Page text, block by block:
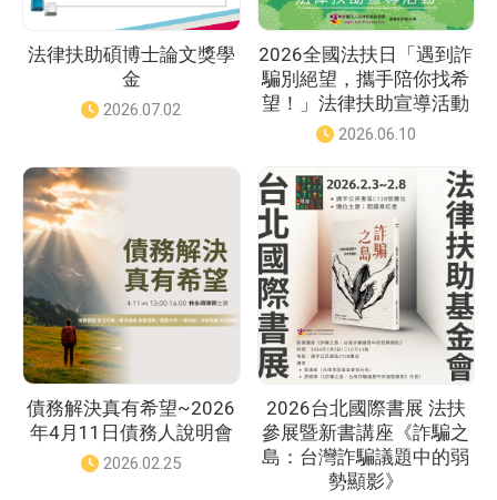
法律扶助碩博士論文獎學
金
發
期
：
2026.07.02
2026全國法扶日「遇到詐
騙別絕望，攜手陪你找希
望！」法律扶助宣導活動
發
期
：
2026.06.10
債務解決真有希望~2026
年4月11日債務人說明會
發
2026.02.25
2026台北國際書展 法扶
參展暨新書講座《詐騙之
島：台灣詐騙議題中的弱
勢顯影》